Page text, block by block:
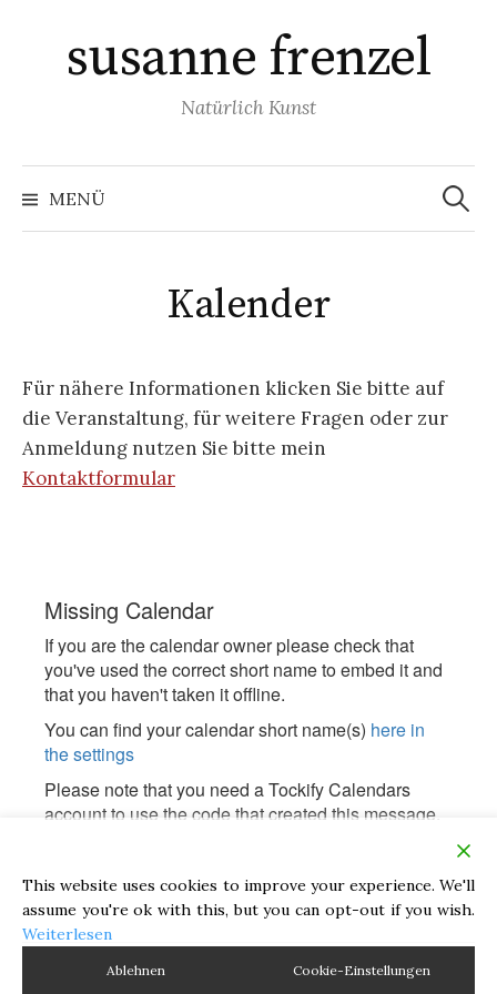
Inhaltsusanne frenzel
Natürlich Kunst
MENÜ
Suchen
nach:
Kalender
Für nähere Informationen klicken Sie bitte auf
die Veranstaltung, für weitere Fragen oder zur
Anmeldung nutzen Sie bitte mein
Kontaktformular
This website uses cookies to improve your experience. We'll
assume you're ok with this, but you can opt-out if you wish.
Weiterlesen
Ablehnen Cookie-Einstellungen